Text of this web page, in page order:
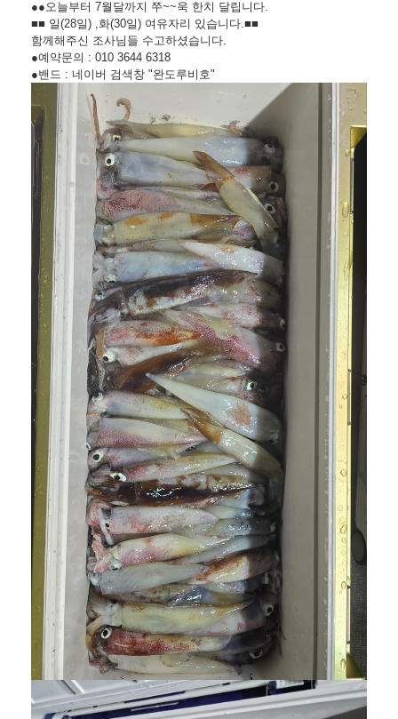
●●오늘부터 7월달까지 쭈~~욱 한치 달립니다.
■■ 일(28일) ,화(30일) 여유자리 있습니다.■■
함께해주신 조사님들 수고하셨습니다.
●예약문의 : 010 3644 6318
●밴드 : 네이버 검색창 "완도루비호"